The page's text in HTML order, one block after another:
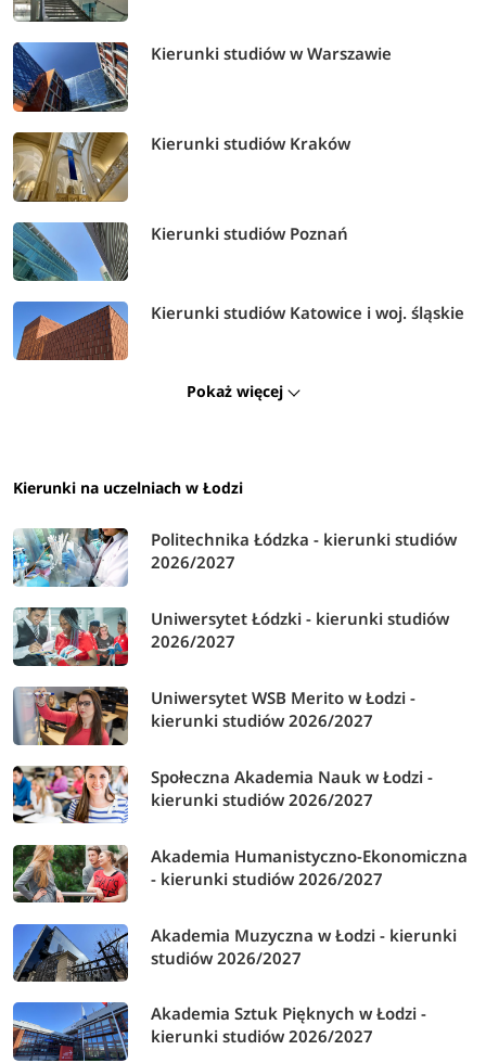
Kierunki studiów w Warszawie
Kierunki studiów Kraków
Kierunki studiów Poznań
Kierunki studiów Katowice i woj. śląskie
Pokaż więcej
Kierunki na uczelniach w Łodzi
Politechnika Łódzka - kierunki studiów
2026/2027
Uniwersytet Łódzki - kierunki studiów
2026/2027
Uniwersytet WSB Merito w Łodzi -
kierunki studiów 2026/2027
Społeczna Akademia Nauk w Łodzi -
kierunki studiów 2026/2027
Akademia Humanistyczno-Ekonomiczna
- kierunki studiów 2026/2027
Akademia Muzyczna w Łodzi - kierunki
studiów 2026/2027
Akademia Sztuk Pięknych w Łodzi -
kierunki studiów 2026/2027